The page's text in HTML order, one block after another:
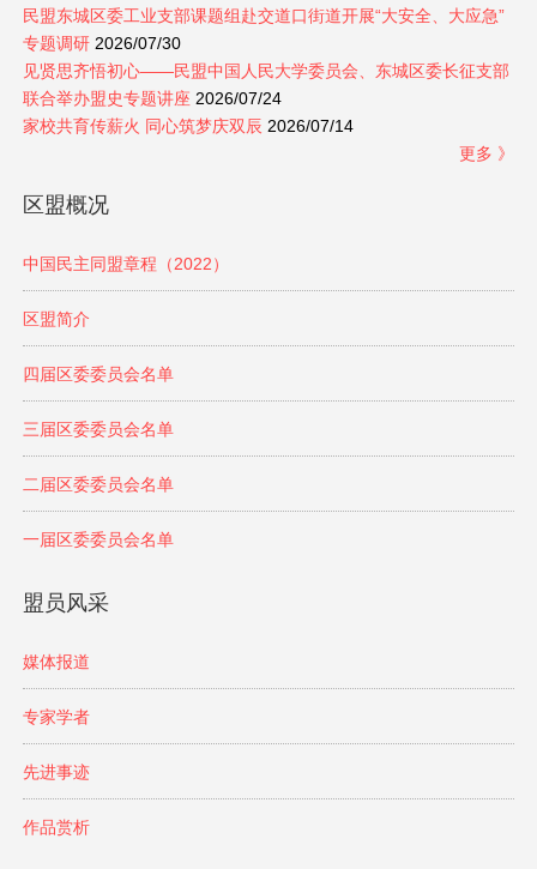
民盟东城区委工业支部课题组赴交道口街道开展“大安全、大应急”
专题调研2026/07/30
见贤思齐悟初心——民盟中国人民大学委员会、东城区委长征支部
联合举办盟史专题讲座 2026/07/24
家校共育传薪火 同心筑梦庆双辰 2026/07/14
更多 》
区盟概况
中国民主同盟章程（2022）
区盟简介
四届区委委员会名单
三届区委委员会名单
二届区委委员会名单
一届区委委员会名单
盟员风采
媒体报道
专家学者
先进事迹
作品赏析